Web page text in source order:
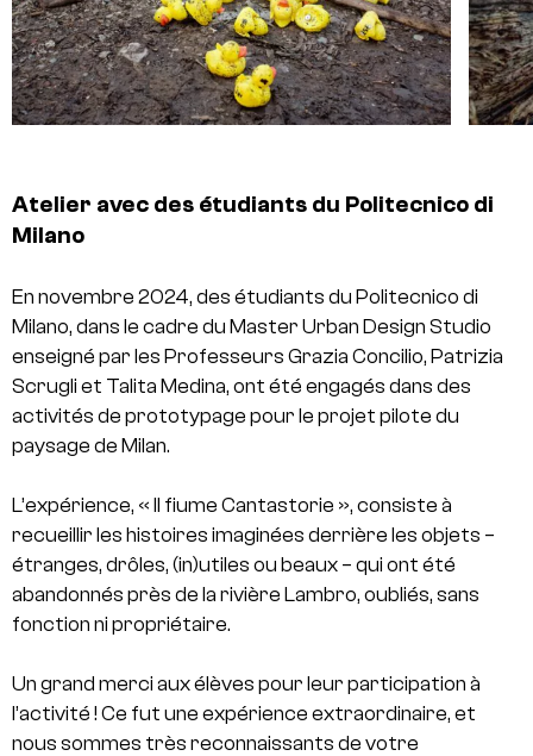
Atelier avec des étudiants du Politecnico di
Milano
En novembre 2024, des étudiants du Politecnico di
Milano, dans le cadre du Master Urban Design Studio
enseigné par les Professeurs Grazia Concilio, Patrizia
Scrugli et Talita Medina, ont été engagés dans des
activités de prototypage pour le projet pilote du
paysage de Milan.
L’expérience, « Il fiume Cantastorie », consiste à
recueillir les histoires imaginées derrière les objets –
étranges, drôles, (in)utiles ou beaux – qui ont été
abandonnés près de la rivière Lambro, oubliés, sans
fonction ni propriétaire.
Un grand merci aux élèves pour leur participation à
l’activité ! Ce fut une expérience extraordinaire, et
nous sommes très reconnaissants de votre